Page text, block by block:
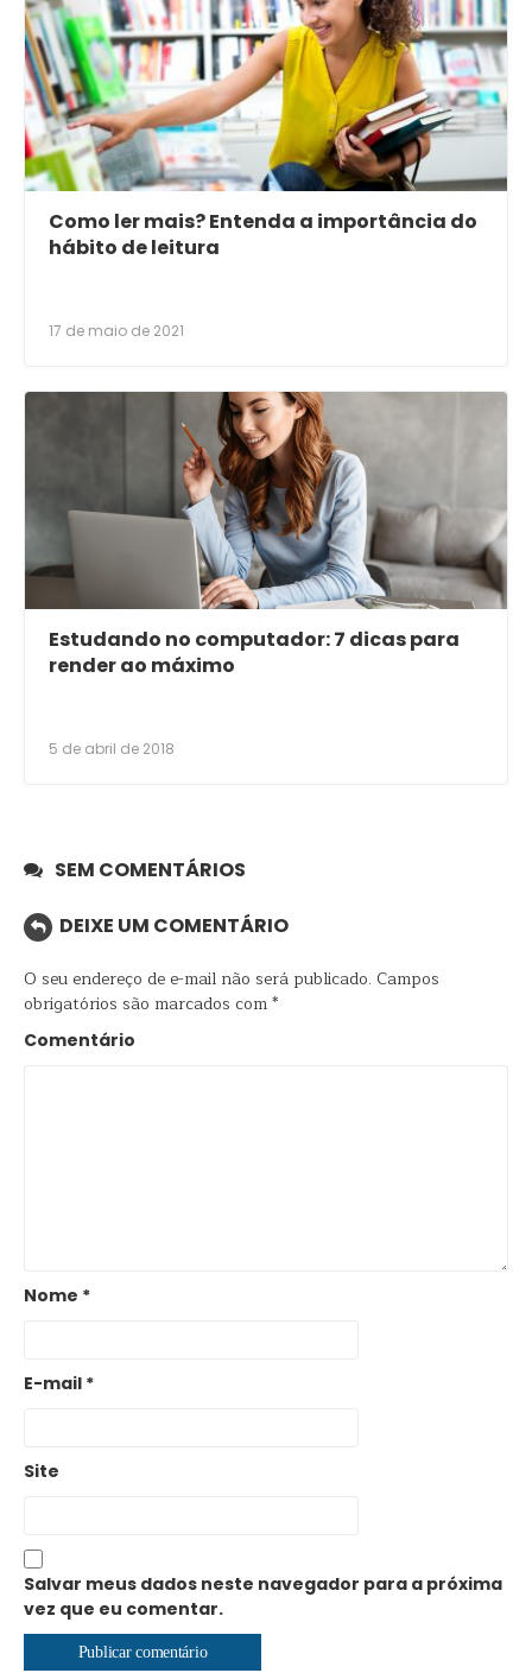
Como ler mais? Entenda a importância do
hábito de leitura
17 de maio de 2021
Estudando no computador: 7 dicas para
render ao máximo
5 de abril de 2018
SEM COMENTÁRIOS
DEIXE UM COMENTÁRIO
O seu endereço de e-mail não será publicado. Campos
obrigatórios são marcados com*
Comentário
Nome *
E-mail *
Site
Salvar meus dados neste navegador para a próxima
vez que eu comentar.